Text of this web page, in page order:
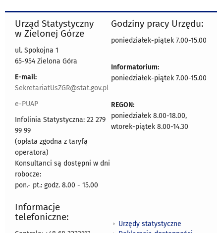
Urząd Statystyczny
w Zielonej Górze
ul. Spokojna 1
65-954 Zielona Góra
E-mail:
SekretariatUsZGR@stat.gov.pl
e-PUAP
Infolinia Statystyczna: 22 279
99 99
(opłata zgodna z taryfą
operatora)
Konsultanci są dostępni w dni
robocze:
pon.- pt.: godz. 8.00 - 15.00
Godziny pracy Urzędu:
poniedziałek-piątek 7.00-15.00
Informatorium:
poniedziałek-piątek 7.00-15.00
REGON:
poniedziałek 8.00-18.00,
wtorek-piątek 8.00-14.30
Informacje
telefoniczne:
Urzędy statystyczne